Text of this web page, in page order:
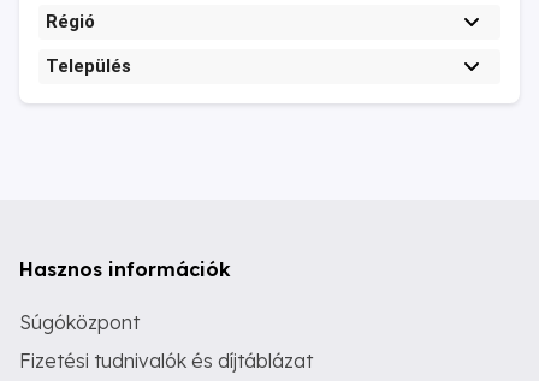
Régió
Település
Hasznos információk
Súgóközpont
Fizetési tudnivalók és díjtáblázat